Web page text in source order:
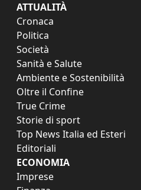
ATTUALITÀ
Cronaca
Politica
Società
Sanità e Salute
Ambiente e Sostenibilità
Oltre il Confine
True Crime
Storie di sport
Top News Italia ed Esteri
Editoriali
ECONOMIA
Imprese